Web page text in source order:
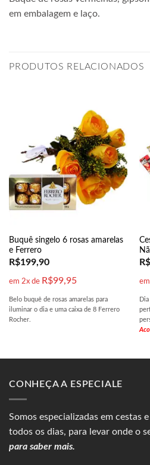
em embalagem e laço.
PRODUTOS RELACIONADOS
Buquê singelo 6 rosas amarelas
e Ferrero
R$199,90
em 2x de R$99,95
Belo buquê de rosas amarelas para
iluminar o dia e uma caixa de 8 Ferrero
Rocher.
R$
CONHEÇA A ESPECIALE
Somos especializadas em cestas
todos os dias, para levar onde o
para saber mais.